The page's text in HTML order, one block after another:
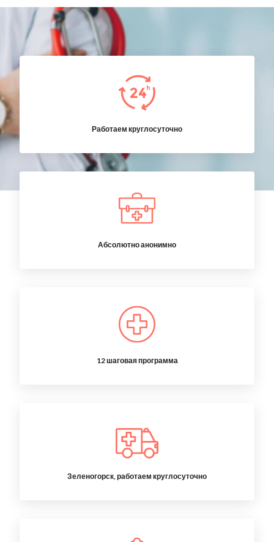
Работаем круглосуточно
Абсолютно анонимно
12 шаговая программа
Зеленогорск, работаем круглосуточно